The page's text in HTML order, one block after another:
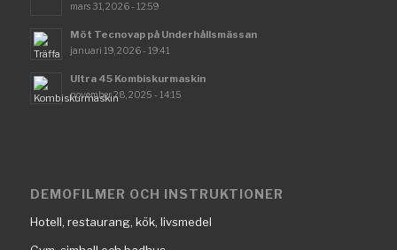
mars 31, 2026 - 12:59
Möt Tecnovap på Underhållsmässan
januari 19, 2026 - 19:41
Ultra 45 Kombiskurmaskin
november 28, 2025 - 14:15
DEMOFILMER OCH INSTRUKTIONER
Hotell, restaurang, kök, livsmedel